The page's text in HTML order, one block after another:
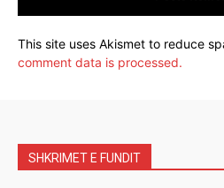
This site uses Akismet to reduce
comment data is processed.
SHKRIMET E FUNDIT